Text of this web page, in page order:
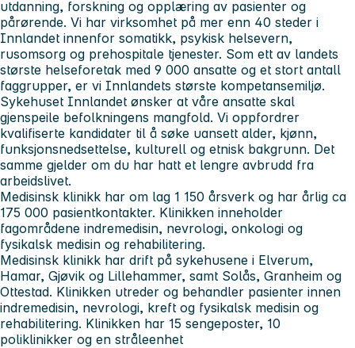
utdanning, forskning og opplæring av pasienter og
pårørende. Vi har virksomhet på mer enn 40 steder i
Innlandet innenfor somatikk, psykisk helsevern,
rusomsorg og prehospitale tjenester. Som ett av landets
største helseforetak med 9 000 ansatte og et stort antall
faggrupper, er vi Innlandets største kompetansemiljø.
Sykehuset Innlandet ønsker at våre ansatte skal
gjenspeile befolkningens mangfold. Vi oppfordrer
kvalifiserte kandidater til å søke uansett alder, kjønn,
funksjonsnedsettelse, kulturell og etnisk bakgrunn. Det
samme gjelder om du har hatt et lengre avbrudd fra
arbeidslivet.
Medisinsk klinikk har om lag 1 150 årsverk og har årlig ca
175 000 pasientkontakter. Klinikken inneholder
fagområdene indremedisin, nevrologi, onkologi og
fysikalsk medisin og rehabilitering.
Medisinsk klinikk har drift på sykehusene i Elverum,
Hamar, Gjøvik og Lillehammer, samt Solås, Granheim og
Ottestad. Klinikken utreder og behandler pasienter innen
indremedisin, nevrologi, kreft og fysikalsk medisin og
rehabilitering. Klinikken har 15 sengeposter, 10
poliklinikker og en stråleenhet